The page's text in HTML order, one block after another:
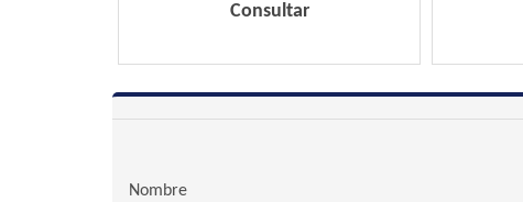
Consultar
Nombre